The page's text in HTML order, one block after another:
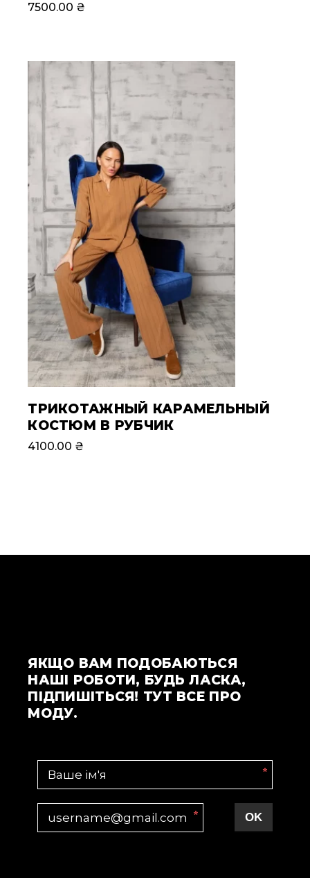
7500.00 ₴
ТРИКОТАЖНЫЙ КАРАМЕЛЬНЫЙ
КОСТЮМ В РУБЧИК
4100.00 ₴
ЯКЩО ВАМ ПОДОБАЮТЬСЯ
НАШІ РОБОТИ, БУДЬ ЛАСКА,
ПІДПИШІТЬСЯ! ТУТ ВСЕ ПРО
МОДУ.
*
* OK